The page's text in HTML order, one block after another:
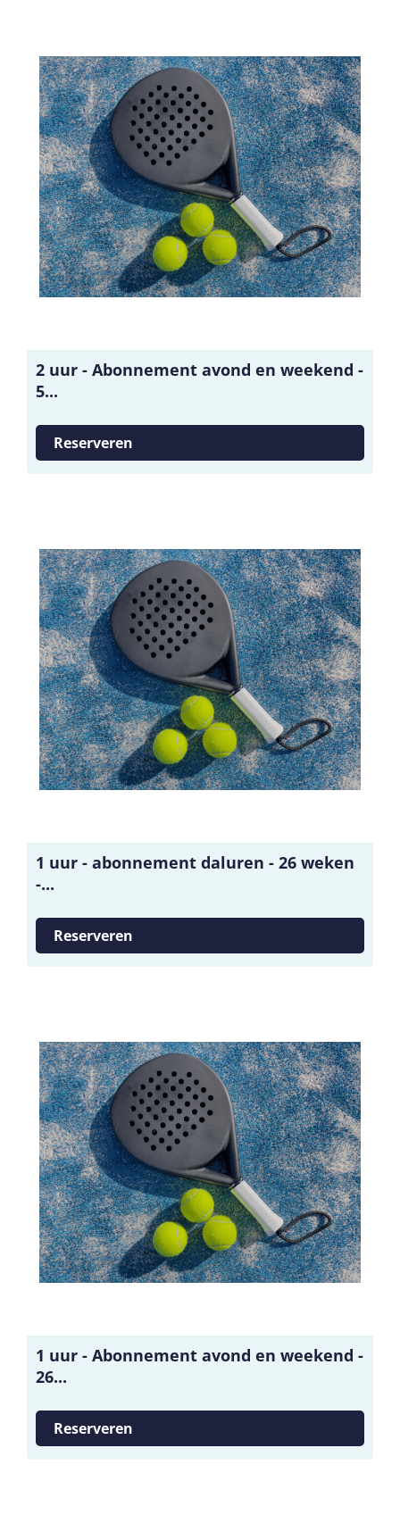
2 uur - Abonnement avond en weekend -
5...
Reserveren
1 uur - abonnement daluren - 26 weken
-...
Reserveren
1 uur - Abonnement avond en weekend -
26...
Reserveren